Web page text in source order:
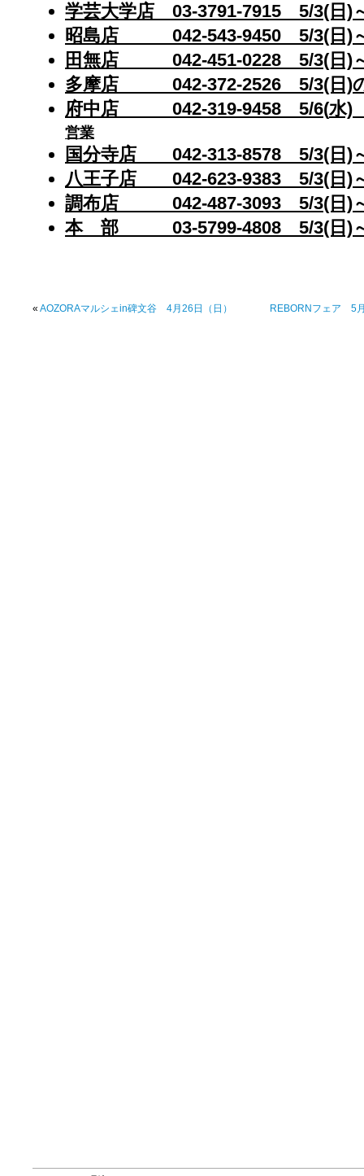
学芸大学店 03-3791-7915 5/3(日)
昭島店 042-543-9450 5/3(日)
田無店 042-451-0228 5/3(日)
多摩店 042-372-2526 5/3(日)
府中店 042-319-9458 5/6(水
営業
国分寺店 042-313-8578 5/3(日)
八王子店 042-623-9383 5/3(日)
調布店 042-487-3093 5/3(日)
本 部 03-5799-4808 5/3(日)
« AOZORAマルシェin碑文谷 4月26日（日） REBORNフェア 5